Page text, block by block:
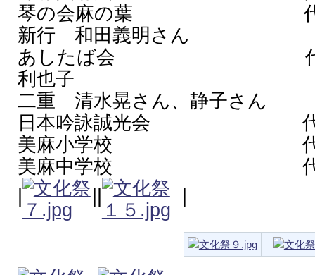
琴の会麻の葉 代表
新行 和田義明さん
あしたば会 代表者
利也子
二重 清水晃さん、静子さん
日本吟詠誠光会 代表
美麻小学校 代表者
美麻中学校 代表者